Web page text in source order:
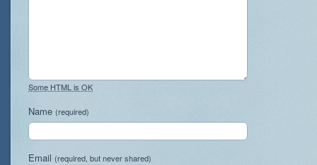
Some HTML is OK
Name (required)
Email (required, but never shared)